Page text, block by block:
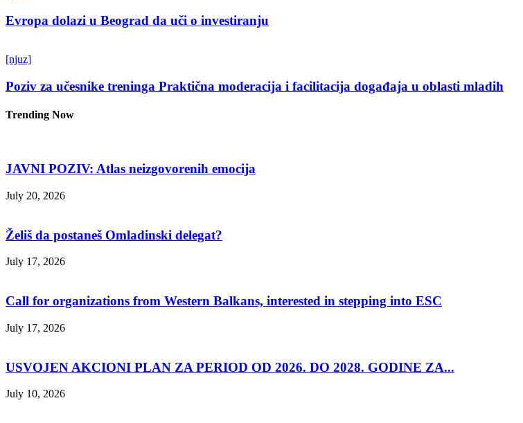
Evropa dolazi u Beograd da uči o investiranju
[njuz]
Poziv za učesnike treninga Praktična moderacija i facilitacija događaja u oblasti mladih
Trending Now
JAVNI POZIV: Atlas neizgovorenih emocija
July 20, 2026
Želiš da postaneš Omladinski delegat?
July 17, 2026
Call for organizations from Western Balkans, interested in stepping into ESC
July 17, 2026
USVOJEN AKCIONI PLAN ZA PERIOD OD 2026. DO 2028. GODINE ZA...
July 10, 2026